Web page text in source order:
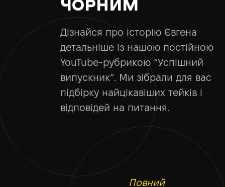
ЧОРНИМ
Дізнайся про історію Євгена
детальніше із нашою постійною
YouTube-рубрикою “Успішний
випускник”. Ми зібрали для вас
підбірку найцікавіших тейків і
відповідей на питання.
Повний